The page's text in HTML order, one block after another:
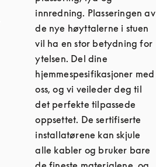
innredning. Plasseringen av
de nye høyttalerne i stuen
vil ha en stor betydning for
ytelsen. Del dine
hjemmespesifikasjoner med
oss, og vi veileder deg til
det perfekte tilpassede
oppsettet. De sertifiserte
installatørene kan skjule
alle kabler og bruker bare